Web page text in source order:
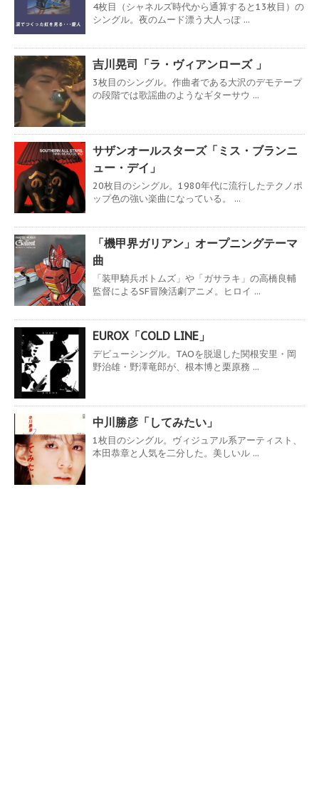
4枚目（シャネルズ時代から通算すると13枚目）の
シングル。夜のムード漂う大人っぽ ...
吉川晃司「ラ・ヴィアンローズ 」
3枚目のシングル。作曲者である大沢のデモテープ
の段階では歌謡曲のようなギターサウ ...
サザンオールスターズ「ミス・ブランニ
ュー・デイ」
20枚目のシングル。1980年代に流行したテクノポ
ップ色の強い楽曲になっている。 ...
「機甲界ガリアン」オープニングテーマ
曲
「装甲騎兵ボトムズ」や「ガサラキ」の高橋良輔
監督によるSF冒険活劇アニメ。ヒロイ ...
EUROX「COLD LINE」
デビューシングル。TAOを脱退した関根安里・岡
野治雄・野澤竜郎が、根本博と栗原務 ...
中川勝彦「してみたい」
1枚目のシングル。ヴィジュアル系アーティスト、
本田恭章と人気を二分した。美しいル ...